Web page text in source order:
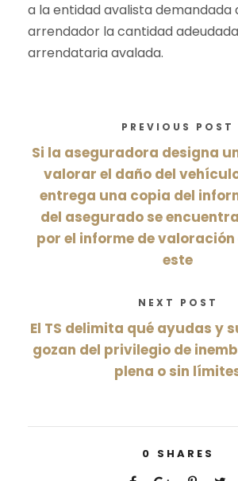
a la entidad avalista demandada
arrendador la cantidad
arrendataria avalada.
PREVIOUS POST
Si la aseguradora designa
valorar el daño del
entrega una copia del
del asegurado se
por el informe de
este
NEXT POST
El TS delimita qué ayudas y
gozan del privilegio de
plena o sin
0 SHARES